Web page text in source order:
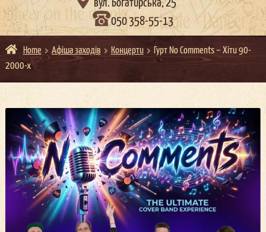
вул. Богатирська, 25
050 358-55-13
Home Афіша заходів Концерти
Гурт No Comments – Хіти 90-
2000-х